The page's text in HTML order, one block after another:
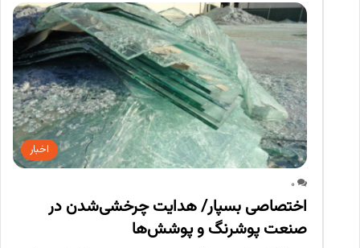
اخبار
0
اختصاصی بسپار/ هدایت چرخشی‌شدن در
صنعت پوشرنگ و پوشش‌ها